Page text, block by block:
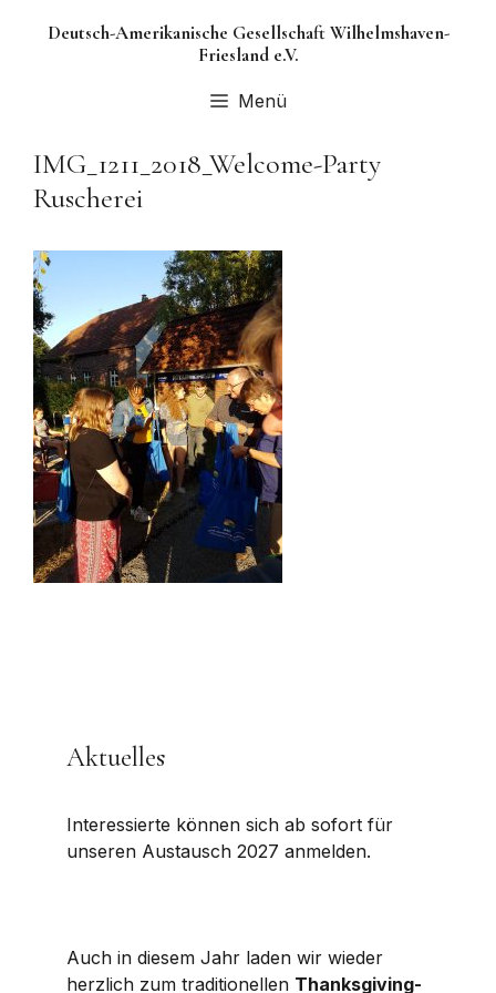
Deutsch-Amerikanische Gesellschaft Wilhelmshaven-
Friesland e.V.
Menü
IMG_1211_2018_Welcome-Party
Ruscherei
Aktuelles
Interessierte können sich ab sofort für
unseren Austausch 2027 anmelden.
Auch in diesem Jahr laden wir wieder
herzlich zum traditionellen Thanksgiving-